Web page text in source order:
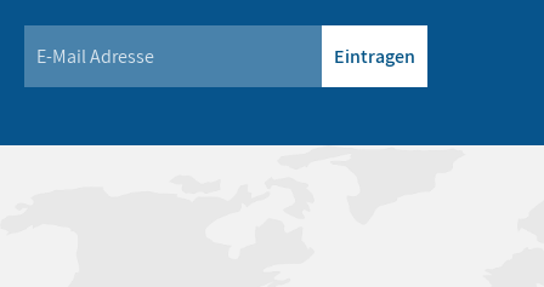
Eintragen